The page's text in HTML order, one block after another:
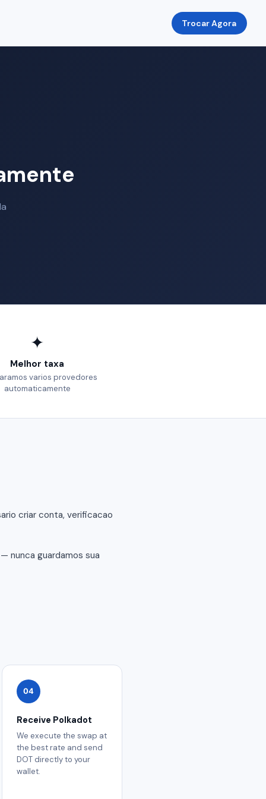
Trocar Agora
✦
Melhor taxa
varios provedores
automaticamente
criar conta, verificacao
nunca guardamos sua
04
Receive Polkadot
We execute the swap at
the best rate and send
DOT directly to your
wallet.